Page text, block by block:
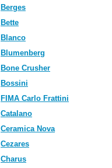
Berges
Bette
Blanco
Blumenberg
Bone Crusher
Bossini
FIMA Carlo Frattini
Catalano
Ceramica Nova
Cezares
Charus